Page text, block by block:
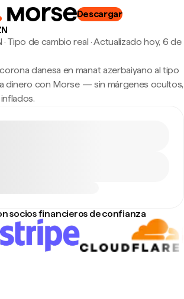
Descargar
Tipo de cambio real ·Actualizado hoy, 6 de
danesa en manat azerbaiyano al tipo
dinero con Morse — sin márgenes ocultos,
socios financieros de confianza